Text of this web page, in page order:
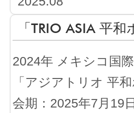
「TRIO ASIA 平
2024年 メキシコ国
「アジアトリオ 平
会期：2025年7月19